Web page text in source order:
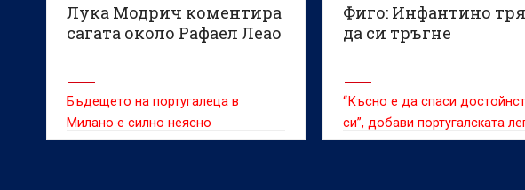
Лука Модрич коментира
сагата около Рафаел Леао
Бъдещето на португалеца в
Милано е силно неясно
Фиго: Инфантино
да си тръгне
“Късно е да спаси
си”, добави португалската